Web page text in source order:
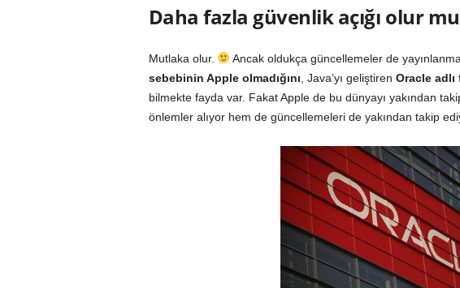
Daha fazla güvenlik açığı olur
Mutlaka olur.
Ancak oldukça güncellemeler de
sebebinin Apple olmadığını , Java’yı geliştiren Oracle adlı
bilmekte fayda var. Fakat Apple de bu dünyayı yakından
önlemler alıyor hem de güncellemeleri de yakından takip